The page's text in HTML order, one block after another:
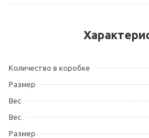
Количество в коробке
Размер
Вес
Вес
Размер